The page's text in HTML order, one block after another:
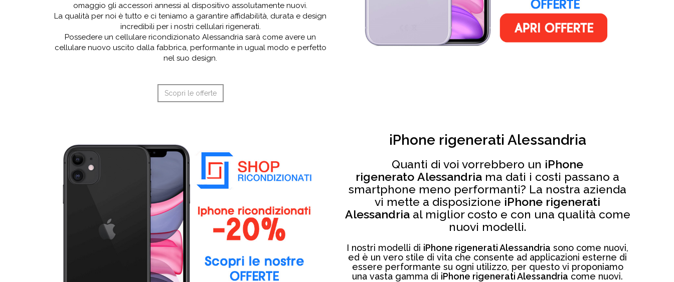
omaggio gli accessori annessi al dispositivo assolutamente nuovi.
La qualità per noi è tutto e ci teniamo a garantire affidabilità, durata e design
incredibili per i nostri cellulari rigenerati.
Possedere un cellulare ricondizionato Alessandria sarà come avere un
cellulare nuovo uscito dalla fabbrica, performante in ugual modo e perfetto
nel suo design.
Scopri le offerte
iPhone rigenerati Alessandria
Quanti di voi vorrebbero un iPhone
rigenerato Alessandria ma dati i costi passano a
smartphone meno performanti? La nostra azienda
vi mette a disposizione iPhone rigenerati
Alessandriaal miglior costo e con una qualità come
nuovi modelli.
I nostri modelli di iPhone rigenerati Alessandria sono come nuovi,
ed è un vero stile di vita che consente ad applicazioni esterne di
essere performante su ogni utilizzo, per questo vi proponiamo
una vasta gamma di iPhone rigenerati Alessandria come nuovi.